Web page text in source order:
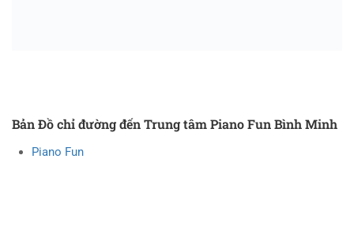
Bản Đồ chỉ đường đến Trung tâm Piano Fun Bình Minh
Piano Fun